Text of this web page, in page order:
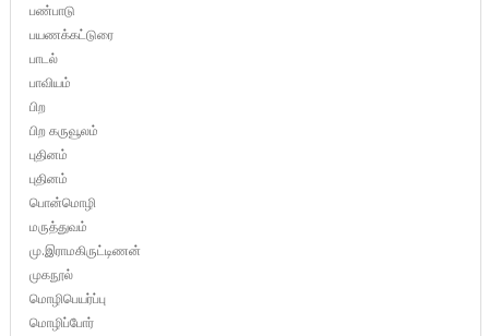
பண்பாடு
பயணக்கட்டுரை
பாடல்
பாவியம்
பிற
பிற கருவூலம்
புதினம்
புதினம்
பொன்மொழி
மருத்துவம்
மு.இராமகிருட்டிணன்
முகநூல்
மொழிபெயர்ப்பு
மொழிப்போர்